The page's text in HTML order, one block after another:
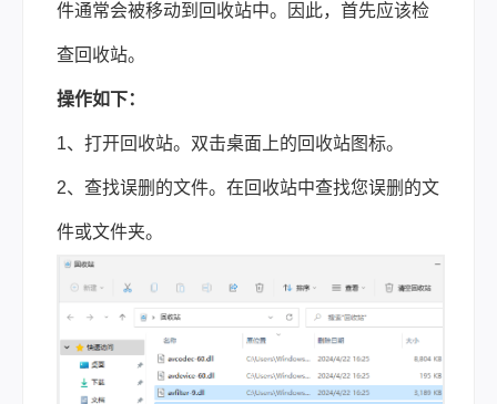
件通常会被移动到回收站中。因此，首先应该检
查回收站。
操作如下：
1、打开回收站。双击桌面上的回收站图标。
2、查找误删的文件。在回收站中查找您误删的文
件或文件夹。